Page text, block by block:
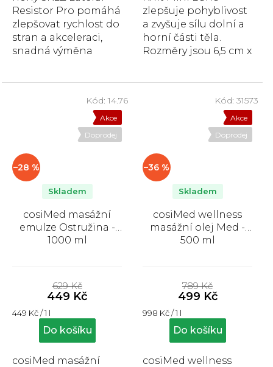
Resistor Pro pomáhá
zlepšovat rychlost do
stran a akceleraci,
snadná výměna
zlepšuje pohyblivost
a zvyšuje sílu dolní a
horní části těla.
Rozměry jsou 6,5 cm x
Akce
Doprodej
–28 %
cosiMed masážní
emulze Ostružina -
1000 ml
produktu
5,0
Skladem
629 Kč
449 Kč
Měrná
449 Kč / 1 l
Do košíku
cosiMed masážní
Kód: 14.76
Akce
Doprodej
–36 %
cosiMed wellness
masážní olej Med -
500 ml
produktu
5,0
Skladem
789 Kč
499 Kč
Měrná
998 Kč / 1 l
Do košíku
cosiMed wellness
Kód: 31573